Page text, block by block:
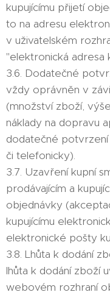
kupujícímu přijetí
to na adresu
v uživatelském
"elektronická adresa
3.6. Dodatečné
vždy oprávněn v
(množství zboží,
náklady na dopravu
dodatečné
či telefonicky).
3.7. Uzavření kupní
prodávajícím a
objednávky
kupujícímu
elektronické pošty
3.8. Lhůta k dodání
lhůta k dodání zboží
webovém rozhraní